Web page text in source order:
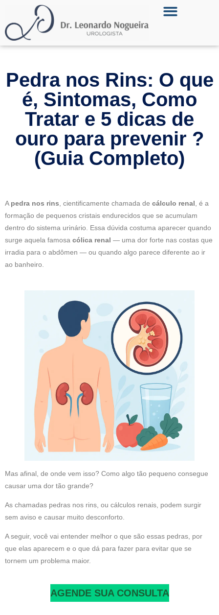
Pedra nos Rins: O que
é, Sintomas, Como
Tratar e 5 dicas de
ouro para prevenir ?
(Guia Completo)
A pedra nos rins , cientificamente chamada de cálculo renal , é a
formação de pequenos cristais endurecidos que se acumulam
dentro do sistema urinário. Essa dúvida costuma aparecer quando
surge aquela famosa cólica renal — uma dor forte nas costas que
irradia para o abdômen — ou quando algo parece diferente ao ir
ao banheiro.
Mas afinal, de onde vem isso? Como algo tão pequeno consegue
causar uma dor tão grande?
As chamadas pedras nos rins, ou cálculos renais, podem surgir
sem aviso e causar muito desconforto.
A seguir, você vai entender melhor o que são essas pedras, por
que elas aparecem e o que dá para fazer para evitar que se
tornem um problema maior.
AGENDE SUA CONSULTA